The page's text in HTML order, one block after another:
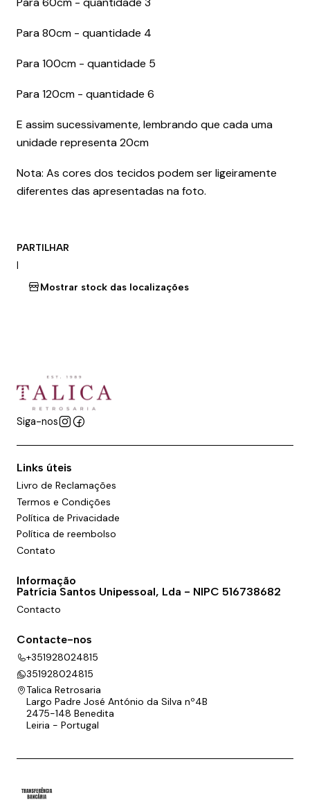
Para 80cm - quantidade 4
Para 100cm - quantidade 5
Para 120cm - quantidade 6
E assim sucessivamente, lembrando que cada uma
unidade representa 20cm
Nota: As cores dos tecidos podem ser ligeiramente
diferentes das apresentadas na foto.
PARTILHAR
|
Mostrar stock das localizações
Siga-nos
Links úteis
Livro de Reclamações
Termos e Condições
Política de Privacidade
Política de reembolso
Contato
Informação
Patrícia Santos Unipessoal, Lda - NIPC 516738682
Contacto
Contacte-nos
+351928024815
351928024815
Talica Retrosaria
Largo Padre José António da Silva nº4B
2475-148 Benedita
Leiria - Portugal